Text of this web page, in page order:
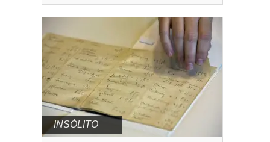
INSÓLITO